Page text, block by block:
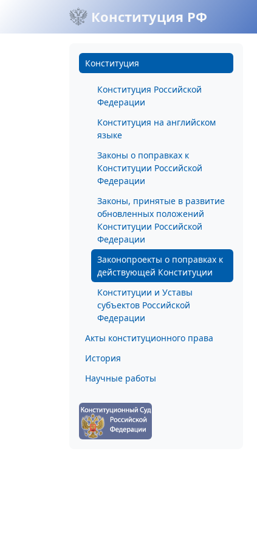
Конституция РФ
Конституция
Конституция Российской
Федерации
Конституция на английском
языке
Законы о поправках к
Конституции Российской
Федерации
Законы, принятые в развитие
обновленных положений
Конституции Российской
Федерации
Законопроекты о поправках к
действующей Конституции
Конституции и Уставы
субъектов Российской
Федерации
Акты конституционного права
История
Научные работы